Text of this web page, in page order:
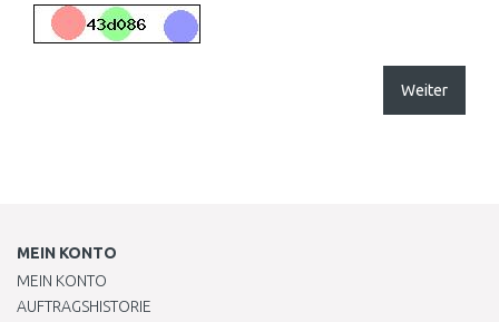
Weiter
MEIN KONTO
MEIN KONTO
AUFTRAGSHISTORIE